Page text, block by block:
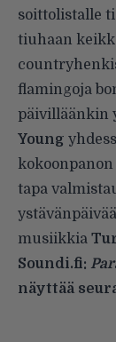
soittolistalle
tiuhaan
flamingoja
päivilläänkin
Young
tapa
musiikkia
Soundi.fi:
näyttää